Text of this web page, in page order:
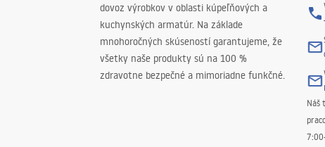
dovoz výrobkov v oblasti kúpeľňových a
kuchynských armatúr. Na základe
mnohoročných skúseností garantujeme, že
všetky naše produkty sú na 100 %
zdravotne bezpečné a mimoriadne funkčné.
Náš